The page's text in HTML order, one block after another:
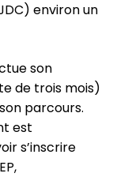
environ un
son
de trois mois)
parcours.
est
s’inscrire